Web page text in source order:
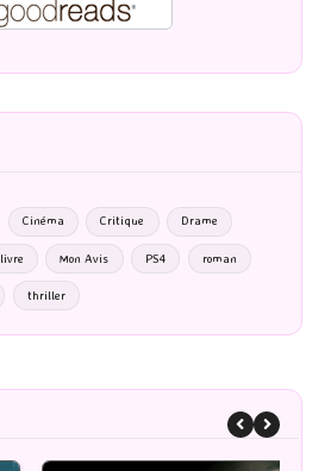
Cinéma Critique Drame
livre Mon Avis PS4 roman
thriller